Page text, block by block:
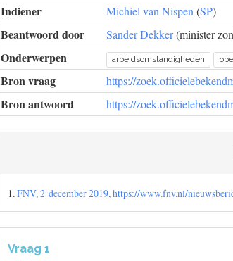
Indiener Michiel van Nispen (SP)
Beantwoord door Sander Dekker(minister
Onderwerpen arbeidsomstandigheden
Bron vraag https://
Bron antwoord https://
1.FNV, 2 december 2019, https://www.fnv.nl/
Vraag 1